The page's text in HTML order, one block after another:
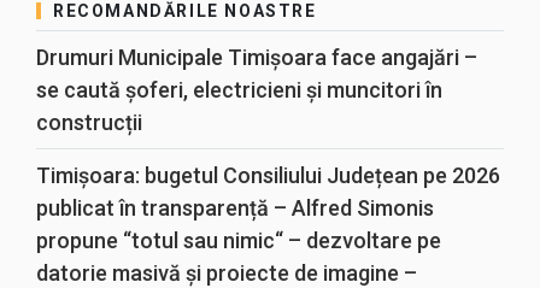
RECOMANDĂRILE NOASTRE
Drumuri Municipale Timișoara face angajări –
se caută șoferi, electricieni și muncitori în
construcții
Timișoara: bugetul Consiliului Județean pe 2026
publicat în transparență – Alfred Simonis
propune “totul sau nimic“ – dezvoltare pe
datorie masivă și proiecte de imagine –